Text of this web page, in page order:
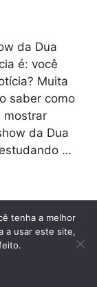
da Dua
é: você
Muita
saber como
mostrar
da Dua
…
tenha a melhor
a usar este site,